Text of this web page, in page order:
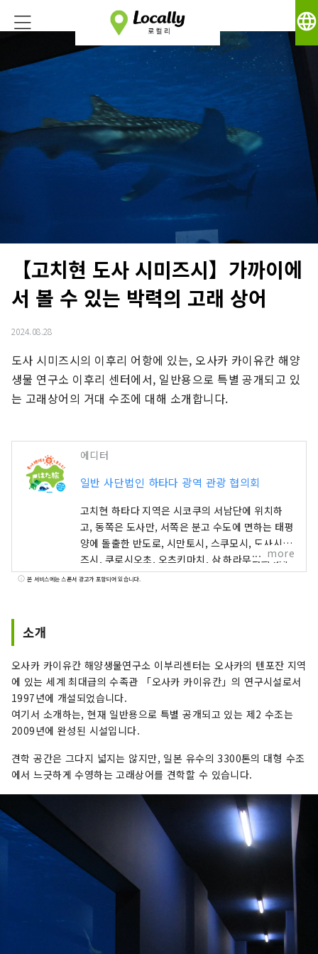
language
【고치현 도사 시미즈시】가까이에
서 볼 수 있는 박력의 고래 상어
2024.08.28
도사 시미즈시의 이후리 어항에 있는, 오사카 카이유칸 해양
생물 연구소 이후리 센터에서, 일반용으로 특별 공개되고 있
는 고래상어의 거대 수조에 대해 소개합니다.
에디터
일반 사단법인 하타다 광역 관광 협의회
고치현 하타다 지역은 시코쿠의 서남단에 위치하
고, 동쪽은 도사만, 서쪽은 분고 수도에 면하는 태평
양에 돌출한 반도로, 시만토시, 스쿠모시, 도사시미
즈시, 쿠로시오초, 오츠키마치, 삼 하라무라의 3시
2정 1마을로 구성되어 있습니다. 전국적으로 유명
more
본 서비스에는 스폰서 광고가 포함되어 있습니다.
소개
오사카 카이유칸 해양생물연구소 이부리센터는 오사카의 텐포잔 지역
에 있는 세계 최대급의 수족관 「오사카 카이유칸」의 연구시설로서
1997년에 개설되었습니다.
여기서 소개하는, 현재 일반용으로 특별 공개되고 있는 제2 수조는
2009년에 완성된 시설입니다.
견학 공간은 그다지 넓지는 않지만, 일본 유수의 3300톤의 대형 수조
에서 느긋하게 수영하는 고래상어를 견학할 수 있습니다.